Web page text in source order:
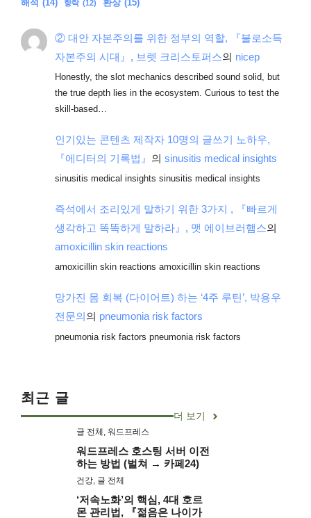
해석 (14) 향락 (12) 환상 (15)
② 대안 자본주의를 위한 정부의 역할, 『불로소득
자본주의 시대』, 브렛 크리스토퍼스의 nicep
Honestly, the slot mechanics described sound solid, but
the true depth lies in the ecosystem. Curious to test the
skill-based…
인기있는 콘텐츠 제작자 10명의 글쓰기 노하우,
『에디터의 기록법』 의 sinusitis medical insights
sinusitis medical insights sinusitis medical insights
즉석에서 조리있게 말하기 위한 3가지 , 『빠르게
생각하고 똑똑하게 말하라』, 맷 에이브러햄스의
amoxicillin skin reactions
amoxicillin skin reactions amoxicillin skin reactions
망가진 몸 회복 (다이어트) 하는 ‘4주 루틴’, 박용우
전문의의 pneumonia risk factors
pneumonia risk factors pneumonia risk factors
최근 글
더 보기
글 전체 , 워드프레스
워드프레스 호스팅 서버 이전
하는 방법 (벌쳐 → 카페24)
건강, 글 전체
‘저속노화’의 핵심, 4대 호르
몬 관리법, 『젊음은 나이가